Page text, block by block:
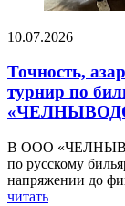
10.07.2026
Точность,
турнир по
В ООО
по русскому
напряжении до
читать